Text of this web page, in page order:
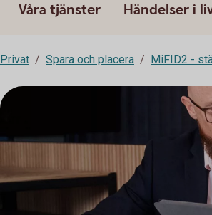
Våra tjänster Händelser i
Privat Spara och placera MiFID2 -